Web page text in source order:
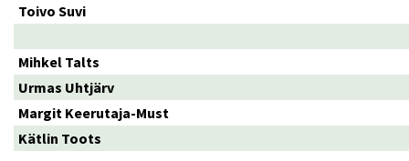
Toivo Suvi
Mihkel Talts
Urmas Uhtjärv
Margit Keerutaja-Must
Kätlin Toots